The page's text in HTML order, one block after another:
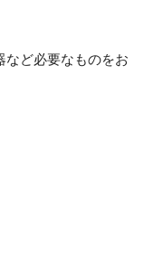
など必要なものをお